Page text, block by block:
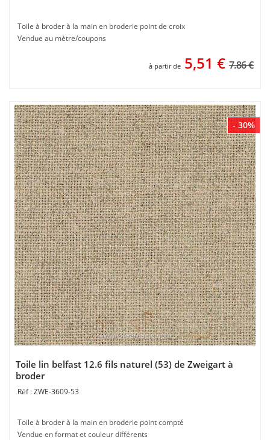
Toile à broder à la main en broderie point de croix
Vendue au mètre/coupons
à partir de 5,51 € 7.86 €
- 30%
Toile lin belfast 12.6 fils naturel (53) de Zweigart à
broder
ZWE-3609-53
Toile à broder à la main en broderie point compté
Vendue en format et couleur différents